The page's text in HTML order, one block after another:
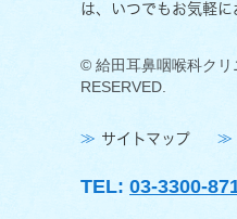
は、いつでもお気軽に
© 給田耳鼻咽喉科クリ
RESERVED.
サイトマップ
TEL: 03-3300-